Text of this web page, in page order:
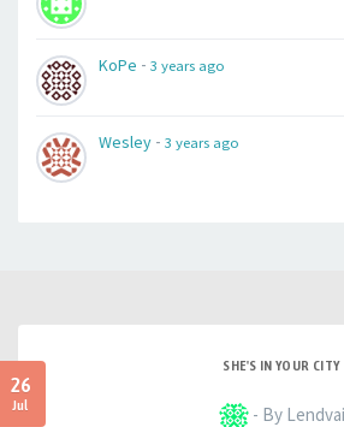
KoPe - 3 years ago
Wesley - 3 years ago
26
Jul
SHE'S IN YOUR CITY
- By Lendvai